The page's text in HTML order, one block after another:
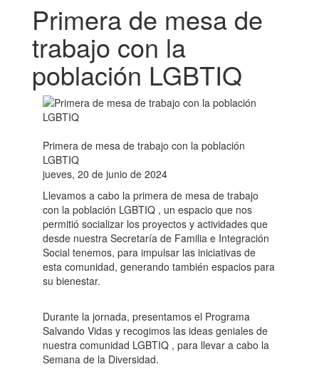
Primera de mesa de
trabajo con la
población LGBTIQ
Primera de mesa de trabajo con la población
LGBTIQ
jueves, 20 de junio de 2024
Llevamos a cabo la primera de mesa de trabajo
con la población LGBTIQ , un espacio que nos
permitió socializar los proyectos y actividades que
desde nuestra Secretaría de Familia e Integración
Social tenemos, para impulsar las iniciativas de
esta comunidad, generando también espacios para
su bienestar.
Durante la jornada, presentamos el Programa
Salvando Vidas y recogimos las ideas geniales de
nuestra comunidad LGBTIQ , para llevar a cabo la
Semana de la Diversidad.